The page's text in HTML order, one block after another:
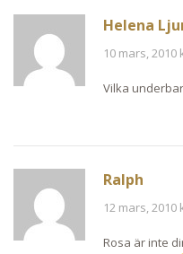
Helena
10 mars, 2010
Vilka
Ralph
12 mars, 2010
Rosa är inte